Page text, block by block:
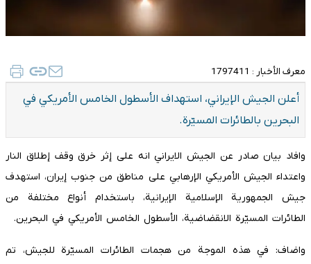
معرف الأخبار : 1797411
أعلن الجيش الإيراني، استهداف الأسطول الخامس الأمريكي في
البحرين بالطائرات المسيّرة.
وافاد بيان صادر عن الجيش الايراني انه على إثر خرق وقف إطلاق النار
واعتداء الجيش الأمريكي الإرهابي على مناطق من جنوب إيران، استهدف
جيش الجمهورية الإسلامية الإيرانية، باستخدام أنواع مختلفة من
الطائرات المسيّرة الانقضاضية، الأسطول الخامس الأمريكي في البحرين.
واضاف: في هذه الموجة من هجمات الطائرات المسيّرة للجيش، تم